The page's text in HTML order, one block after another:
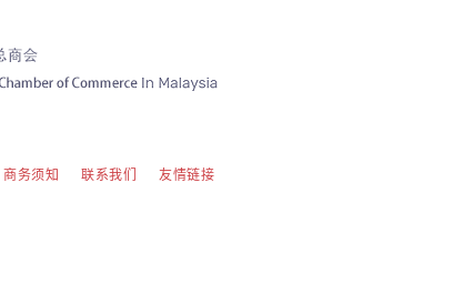
商务须知 联系我们 友情链接